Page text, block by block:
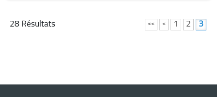
<< < 1 2 3
28 Résultats